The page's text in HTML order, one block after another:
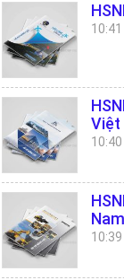
Việt
Nam